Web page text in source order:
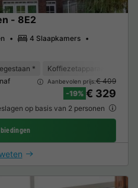
- 8E2
4 Slaapkamers
* Koffiezetapparaat
Aanbevolen prijs:€ 409
-19% € 329
op basis van 2 personen